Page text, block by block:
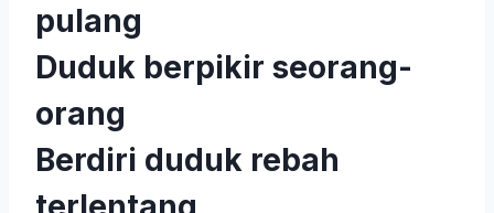
pulang
Duduk berpikir seorang-
orang
Berdiri duduk rebah